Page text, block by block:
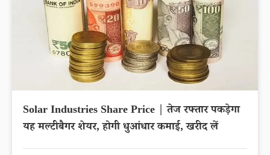
Solar Industries Share Price | तेज रफ्तार पकड़ेगा
यह मल्टीबैगर शेयर, होगी धुआंधार कमाई, खरीद लें